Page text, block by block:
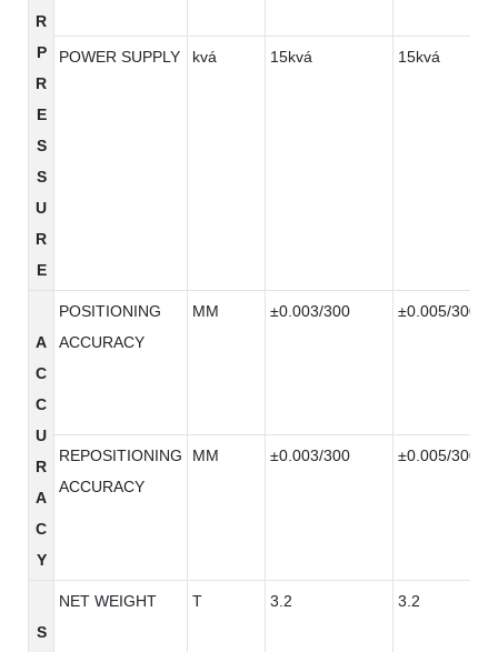
R
P
R
E
S
S
U
R
E
POWER SUPPLY kvá 15kvá 15kvá
A
C
C
U
R
A
C
Y
POSITIONING
ACCURACY
MM ±0.003/300 ±0.005/300
REPOSITIONING
ACCURACY
MM ±0.003/300 ±0.005/300
S
NET WEIGHT T 3.2 3.2